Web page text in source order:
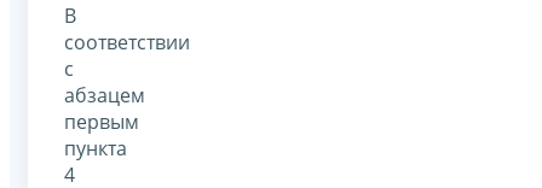
В
соответствии
с
абзацем
первым
пункта
4